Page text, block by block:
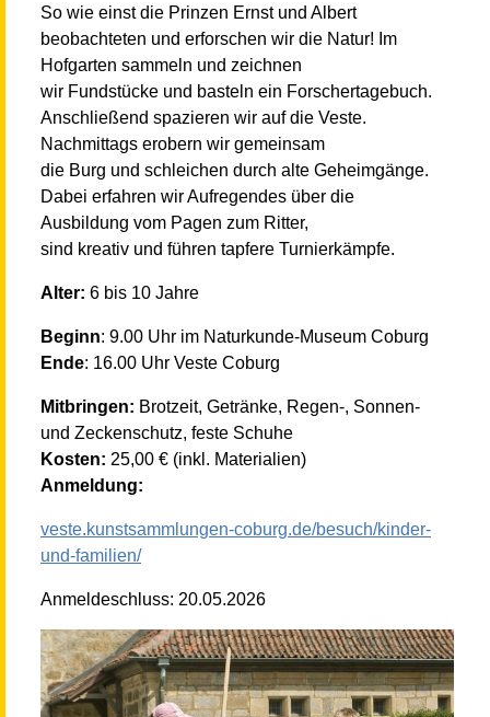
So wie einst die Prinzen Ernst und Albert
beobachteten und erforschen wir die Natur! Im
Hofgarten sammeln und zeichnen
wir Fundstücke und basteln ein Forschertagebuch.
Anschließend spazieren wir auf die Veste.
Nachmittags erobern wir gemeinsam
die Burg und schleichen durch alte Geheimgänge.
Dabei erfahren wir Aufregendes über die
Ausbildung vom Pagen zum Ritter,
sind kreativ und führen tapfere Turnierkämpfe.
Alter: 6 bis 10 Jahre
Beginn: 9.00 Uhr im Naturkunde-Museum Coburg
Ende: 16.00 Uhr Veste Coburg
Mitbringen: Brotzeit, Getränke, Regen-, Sonnen-
und Zeckenschutz, feste Schuhe
Kosten: 25,00 € (inkl. Materialien)
Anmeldung:
veste.kunstsammlungen-coburg.de/besuch/kinder-
und-familien/
Anmeldeschluss: 20.05.2026